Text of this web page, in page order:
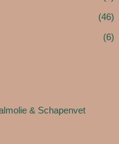
(46)
(6)
& Schapenvet